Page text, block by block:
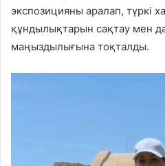
экспозицияны аралап, түркі
құндылықтарын сақтау мен
маңыздылығына тоқталды.